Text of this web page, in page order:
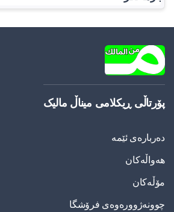
پۆرتاڵی ڕیکلامی میناڵ مالیک
دەربارەی ئێمە
هەواڵەکان
مۆڵەکان
چوونەژوورەوەی فرۆشگا